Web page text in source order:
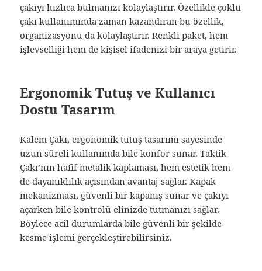
çakıyı hızlıca bulmanızı kolaylaştırır. Özellikle çoklu
çakı kullanımında zaman kazandıran bu özellik,
organizasyonu da kolaylaştırır. Renkli paket, hem
işlevselliği hem de kişisel ifadenizi bir araya getirir.
Ergonomik Tutuş ve Kullanıcı
Dostu Tasarım
Kalem Çakı, ergonomik tutuş tasarımı sayesinde
uzun süreli kullanımda bile konfor sunar. Taktik
Çakı’nın hafif metalik kaplaması, hem estetik hem
de dayanıklılık açısından avantaj sağlar. Kapak
mekanizması, güvenli bir kapanış sunar ve çakıyı
açarken bile kontrolü elinizde tutmanızı sağlar.
Böylece acil durumlarda bile güvenli bir şekilde
kesme işlemi gerçekleştirebilirsiniz.